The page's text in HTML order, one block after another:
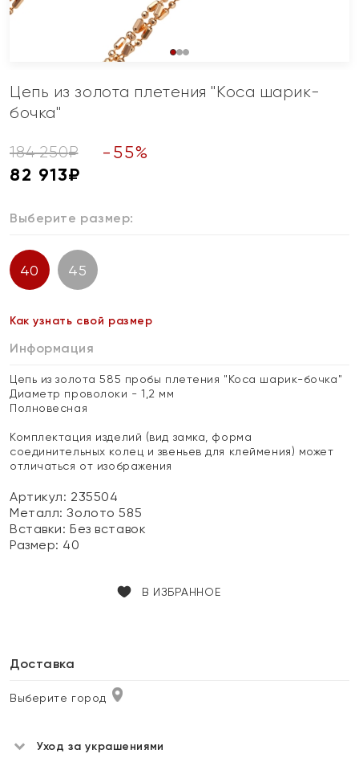
Цепь из золота плетения "Коса шарик-
бочка"
184 250₽ - 55%
82 913₽
Выберите размер:
40 45
Как узнать свой размер
Информация
Цепь из золота 585 пробы плетения "Коса шарик-бочка"
Диаметр проволоки - 1,2 мм
Полновесная
Комплектация изделий (вид замка, форма
соединительных колец и звеньев для клеймения) может
отличаться от изображения
Артикул: 235504
Металл:Золото 585
Вставки:Без вставок
Размер: 40
В ИЗБРАННОЕ
Доставка
Выберите город
Уход за украшениями